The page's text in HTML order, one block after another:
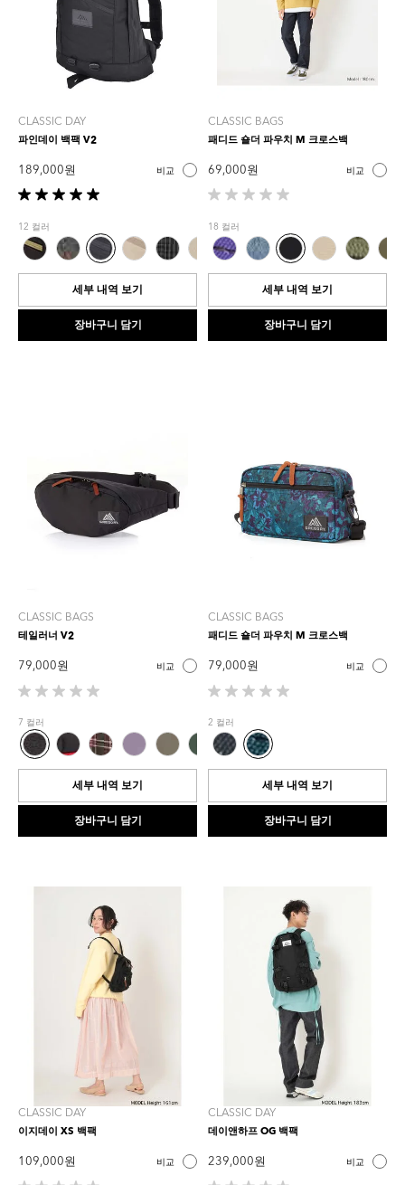
CLASSIC DAY
파인데이 백팩 V2
189,000 원 비교
별
5
개
중
5.0
입
다.
12 컬러
세부 내역 보기
장바구니 담기
CLASSIC BAGS
패디드 숄더 파우치 M 크로스백
69,000 원 비교
별
5
개
중
0.0
입
다.
18 컬러
세부 내역 보기
장바구니 담기
CLASSIC BAGS
테일러너 V2
79,000 원 비교
별
5
개
중
0.0
입
다.
7 컬러
세부 내역 보기
장바구니 담기
CLASSIC BAGS
패디드 숄더 파우치 M 크로스백
79,000 원 비교
별
5
개
중
0.0
입
다.
2 컬러
세부 내역 보기
장바구니 담기
CLASSIC DAY
이지데이 XS 백팩
109,000 원 비교
CLASSIC DAY
데이앤하프 OG 백팩
239,000 원 비교